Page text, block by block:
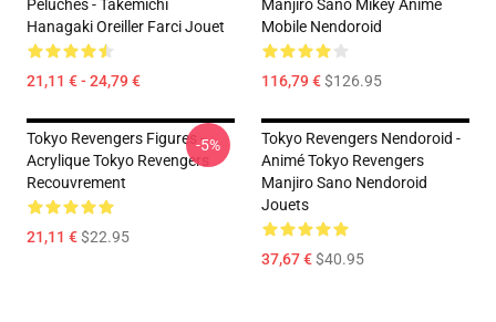
Peluches - Takemichi
Hanagaki Oreiller Farci Jouet
21,11 € - 24,79 €
Manjiro Sano Mikey Anime
Mobile Nendoroid
116,79 €$126.95
Tokyo Revengers Figures -
Acrylique Tokyo Revengers
Recouvrement
21,11 €$22.95
-5%
Tokyo Revengers Nendoroid -
Animé Tokyo Revengers
Manjiro Sano Nendoroid
Jouets
37,67 €$40.95